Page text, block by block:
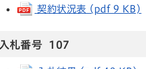
契約状況表 (pdf 9 KB)
入札番号 107